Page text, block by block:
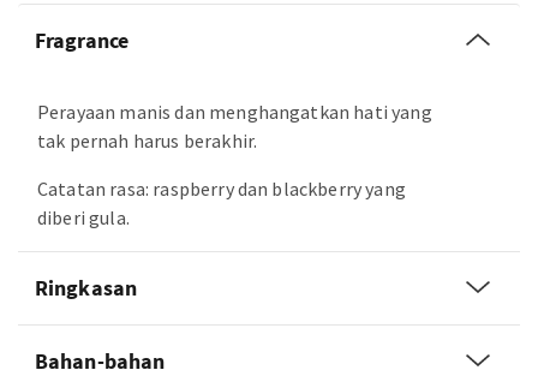
Fragrance
Perayaan manis dan menghangatkan hati yang
tak pernah harus berakhir.
Catatan rasa: raspberry dan blackberry yang
diberi gula.
Ringkasan
Bahan-bahan